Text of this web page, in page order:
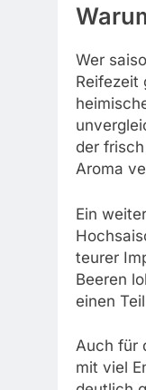
Wer
Reifezeit
der
Aroma
Ein
teurer
Beeren
einen
Auch für
mit viel